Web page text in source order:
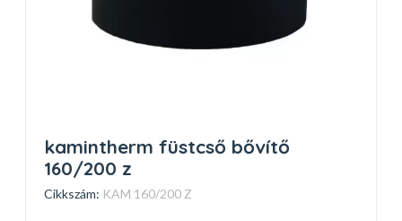
kamintherm füstcső bővítő
160/200 z
Cikkszám: KAM 160/200 Z